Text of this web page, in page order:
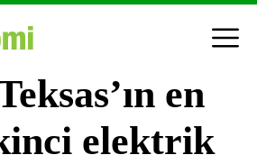
en
elektrik